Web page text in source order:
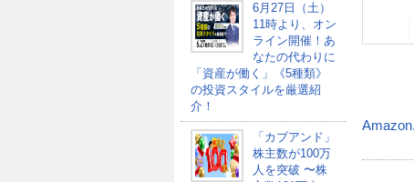
6月27日（土）
11時より、オン
ライン開催！あ
なたの代わりに
「資産が働く」《5種類》
の投資スタイルを厳選紹
介！
「カブアンド」
株主数が100万
人を突破 〜株